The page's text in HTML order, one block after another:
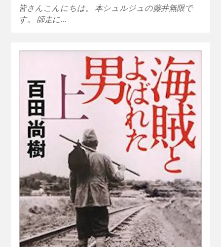
皆さんこんにちは。 本シュルジュの藤井無限で
す。 師走に…